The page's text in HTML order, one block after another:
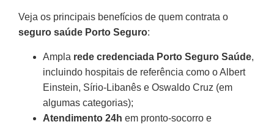
Veja os principais benefícios de quem contrata o
seguro saúde Porto Seguro:
Ampla rede credenciada Porto Seguro Saúde,
incluindo hospitais de referência como o Albert
Einstein, Sírio-Libanês e Oswaldo Cruz (em
algumas categorias);
Atendimento 24h em pronto-socorro e